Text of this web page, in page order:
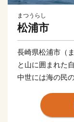
まつうらし
松浦市
長崎県松浦市（
と山に囲まれた
中世には海の民
水中文化遺産「
国内初となる国